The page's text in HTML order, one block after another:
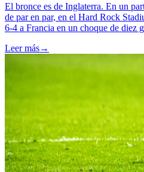
El bronce es de Inglaterra. En un
de par en par, en el Hard Rock
6-4 a Francia en un choque de diez
Leer más→